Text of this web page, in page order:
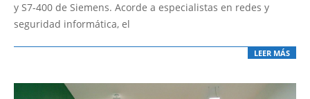
y S7-400 de Siemens. Acorde a especialistas en redes y
seguridad informática, el
LEER MÁS